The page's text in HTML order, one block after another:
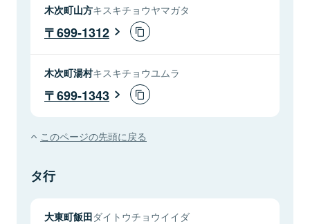
木次町山方キスキチョウヤマガタ
699-1312
木次町湯村キスキチョウユムラ
699-1343
このページの先頭に戻る
タ行
大東町飯田ダイトウチョウイイダ